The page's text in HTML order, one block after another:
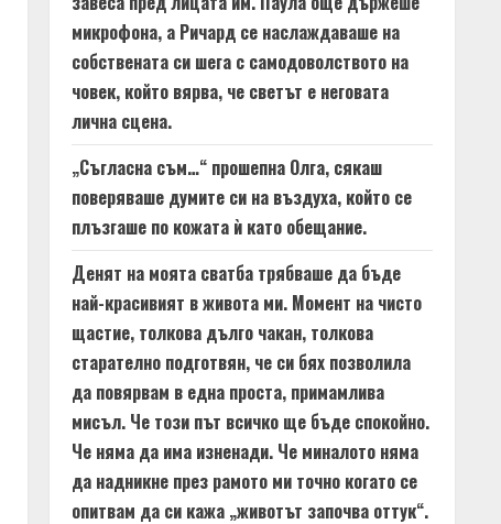
микрофона, а Ричард се наслаждаваше на
собствената си шега с самодоволството на
човек, който вярва, че светът е неговата
лична сцена.
„Съгласна съм…“ прошепна Олга, сякаш
поверяваше думите си на въздуха, който се
плъзгаше по кожата ѝ като обещание.
Денят на моята сватба трябваше да бъде
най-красивият в живота ми. Момент на чисто
щастие, толкова дълго чакан, толкова
старателно подготвян, че си бях позволила
да повярвам в една проста, примамлива
мисъл. Че този път всичко ще бъде спокойно.
Че няма да има изненади. Че миналото няма
да надникне през рамото ми точно когато се
опитвам да си кажа „животът започва оттук“.